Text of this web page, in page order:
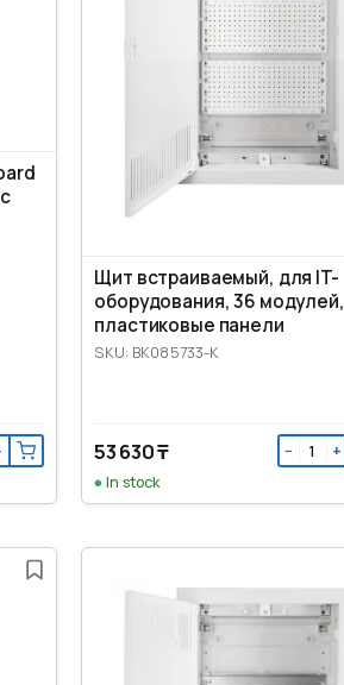
Щит встраиваемый, для IT-
оборудования, 36 модулей,
пластиковые панели
SKU: BK085733-K
53 630 ₸ − +
In stock